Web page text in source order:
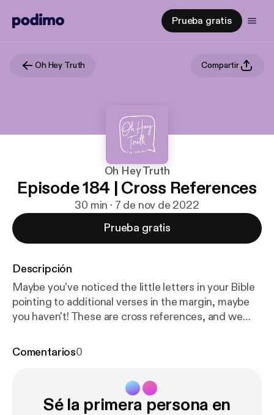
Prueba gratis
Oh Hey Truth Compartir
Oh Hey Truth
Episode 184 | Cross References
30 min · 7 de nov de 2022
Prueba gratis
Descripción
Maybe you've noticed the little letters in your Bible
pointing to additional verses in the margin, maybe
you haven't! These are cross references, and we
studying Scripture! These notations help guide you
Scripture, and this is a key skill to understanding
that. Join Autumn and Annabel as they walk through
Comentarios0
Sé la primera persona en